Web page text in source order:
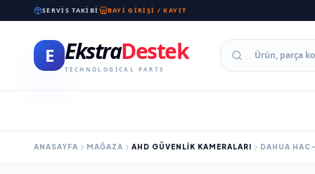
SERVIS TAKIBI BAYI GIRIŞI / KAYIT
E EkstraDestek
TECHNOLOGICAL PARTS
ANASAYFA MAĞAZA AHD GÜVENLİK KAMERALARI DAHUA